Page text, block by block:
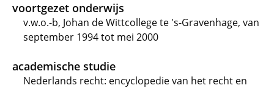
voortgezet onderwijs
v.w.o.-b, Johan de Wittcollege te 's-Gravenhage, van
september 1994 tot mei 2000
academische studie
Nederlands recht: encyclopedie van het recht en